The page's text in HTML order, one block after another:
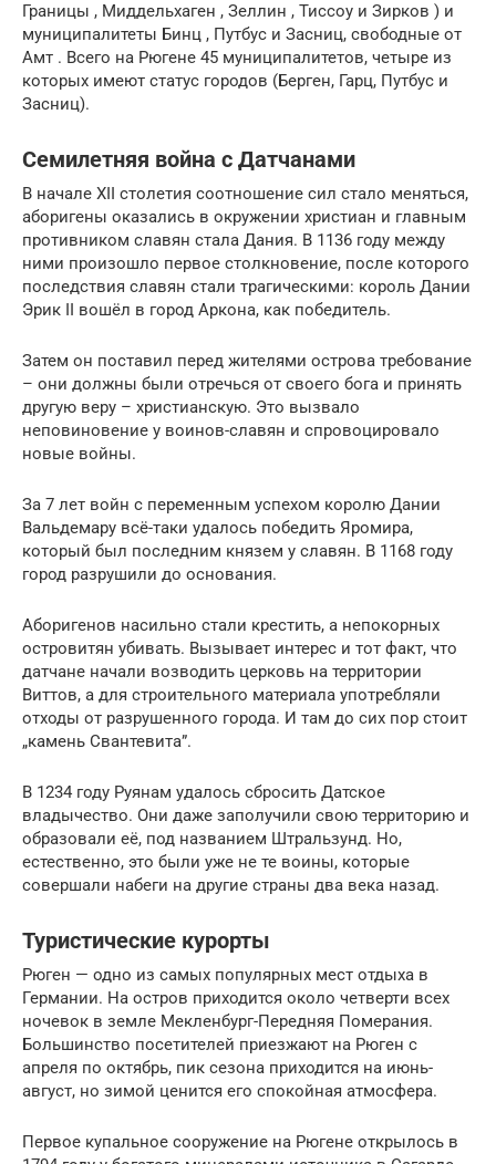
Границы , Миддельхаген , Зеллин , Тиссоу и Зирков ) и
муниципалитеты Бинц , Путбус и Засниц, свободные от
Амт . Всего на Рюгене 45 муниципалитетов, четыре из
которых имеют статус городов (Берген, Гарц, Путбус и
Засниц).
Семилетняя война с Датчанами
В начале ХII столетия соотношение сил стало меняться,
аборигены оказались в окружении христиан и главным
противником славян стала Дания. В 1136 году между
ними произошло первое столкновение, после которого
последствия славян стали трагическими: король Дании
Эрик II вошёл в город Аркона, как победитель.
Затем он поставил перед жителями острова требование
– они должны были отречься от своего бога и принять
другую веру – христианскую. Это вызвало
неповиновение у воинов-славян и спровоцировало
новые войны.
За 7 лет войн с переменным успехом королю Дании
Вальдемару всё-таки удалось победить Яромира,
который был последним князем у славян. В 1168 году
город разрушили до основания.
Аборигенов насильно стали крестить, а непокорных
островитян убивать. Вызывает интерес и тот факт, что
датчане начали возводить церковь на территории
Виттов, а для строительного материала употребляли
отходы от разрушенного города. И там до сих пор стоит
„камень Свантевита”.
В 1234 году Руянам удалось сбросить Датское
владычество. Они даже заполучили свою территорию и
образовали её, под названием Штральзунд. Но,
естественно, это были уже не те воины, которые
совершали набеги на другие страны два века назад.
Туристические курорты
Рюген — одно из самых популярных мест отдыха в
Германии. На остров приходится около четверти всех
ночевок в земле Мекленбург-Передняя Померания.
Большинство посетителей приезжают на Рюген с
апреля по октябрь, пик сезона приходится на июнь-
август, но зимой ценится его спокойная атмосфера.
Первое купальное сооружение на Рюгене открылось в